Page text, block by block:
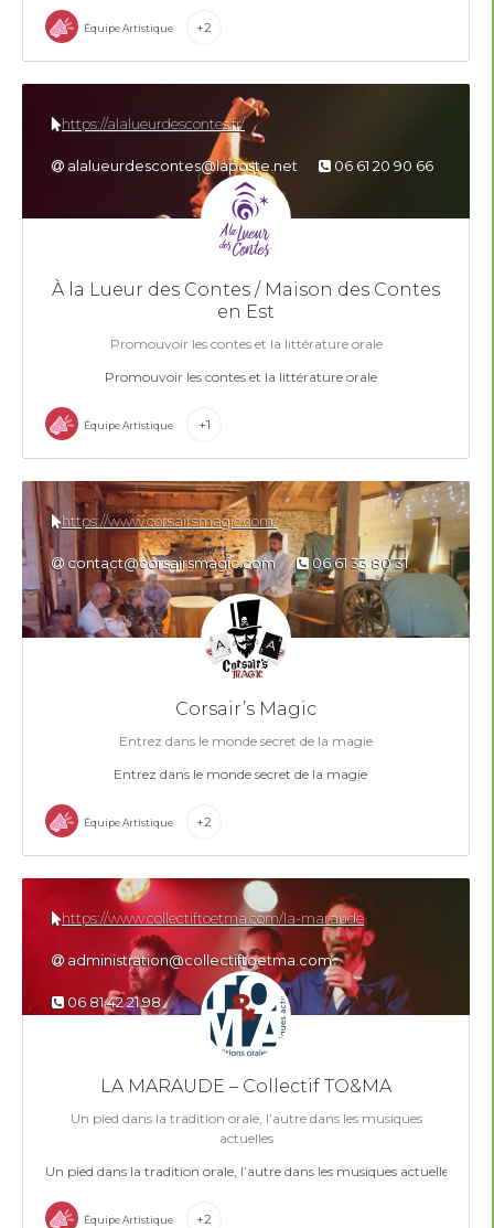
Équipe Artistique +2
À la Lueur des Contes / Maison des Contes
en Est
Promouvoir les contes et la littérature orale
Promouvoir les contes et la littérature orale
https://alalueurdescontes.fr/
alalueurdescontes@laposte.net 06 61 20 90 66
Équipe Artistique +1
Corsair’s Magic
Entrez dans le monde secret de la magie
Entrez dans le monde secret de la magie
https://www.corsairsmagic.com/
contact@corsairsmagic.com 06 61 33 80 31
Équipe Artistique +2
LA MARAUDE – Collectif TO&MA
Un pied dans la tradition orale, l’autre dans les musiques
actuelles
Un pied dans la tradition orale, l’autre dans les musiques actuelles
https://www.collectiftoetma.com/la-maraude
administration@collectiftoetma.com
06 81 42 21 98
Équipe Artistique +2